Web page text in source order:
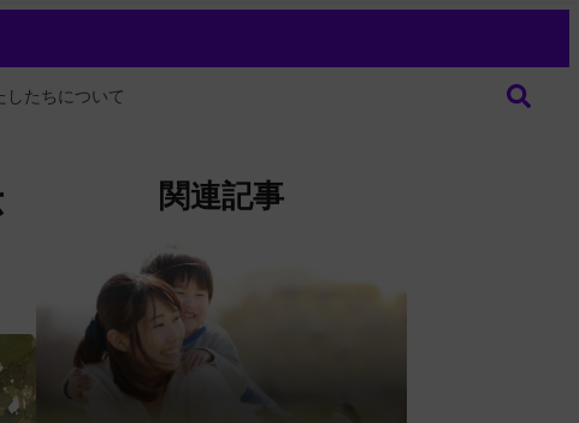
したちについて
関連記事